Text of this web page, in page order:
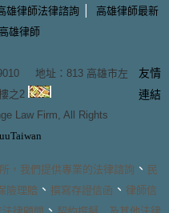
雄律師法律諮詢 |
高雄律師最新
雄律師
地址： 813 高雄市左
之2
Law Firm, All Rights
uuTaiwan
友情
連結
，我們提供專業的法律諮詢 、 民
險理賠 、 撰寫存證信函 、 律師信